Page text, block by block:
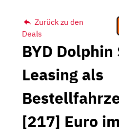
Zurück zu den
Deals
BYD
Leasing als
[217] Euro